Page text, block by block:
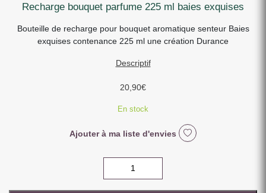
recharge bouquet parfume 225 ml baies exquises
Bouteille de recharge pour bouquet aromatique senteur Baies
exquises contenance 225 ml une création Durance
Descriptif
20,90€
En stock
Ajouter à ma liste d'envies